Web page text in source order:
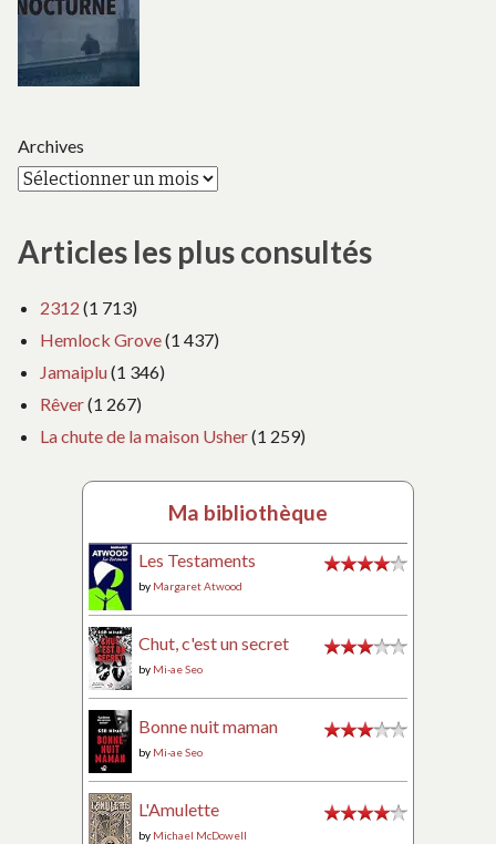
Archives
Articles les plus consultés
2312 (1 713)
Hemlock Grove(1 437)
Jamaiplu(1 346)
Rêver(1 267)
La chute de la maison Usher(1 259)
Ma bibliothèque
Les Testaments
by Margaret Atwood
Chut, c'est un secret
by Mi-ae Seo
Bonne nuit maman
by Mi-ae Seo
L'Amulette
by Michael McDowell